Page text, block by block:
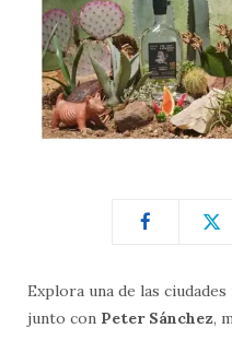
Explora una de las
junto con Peter Sánchez,